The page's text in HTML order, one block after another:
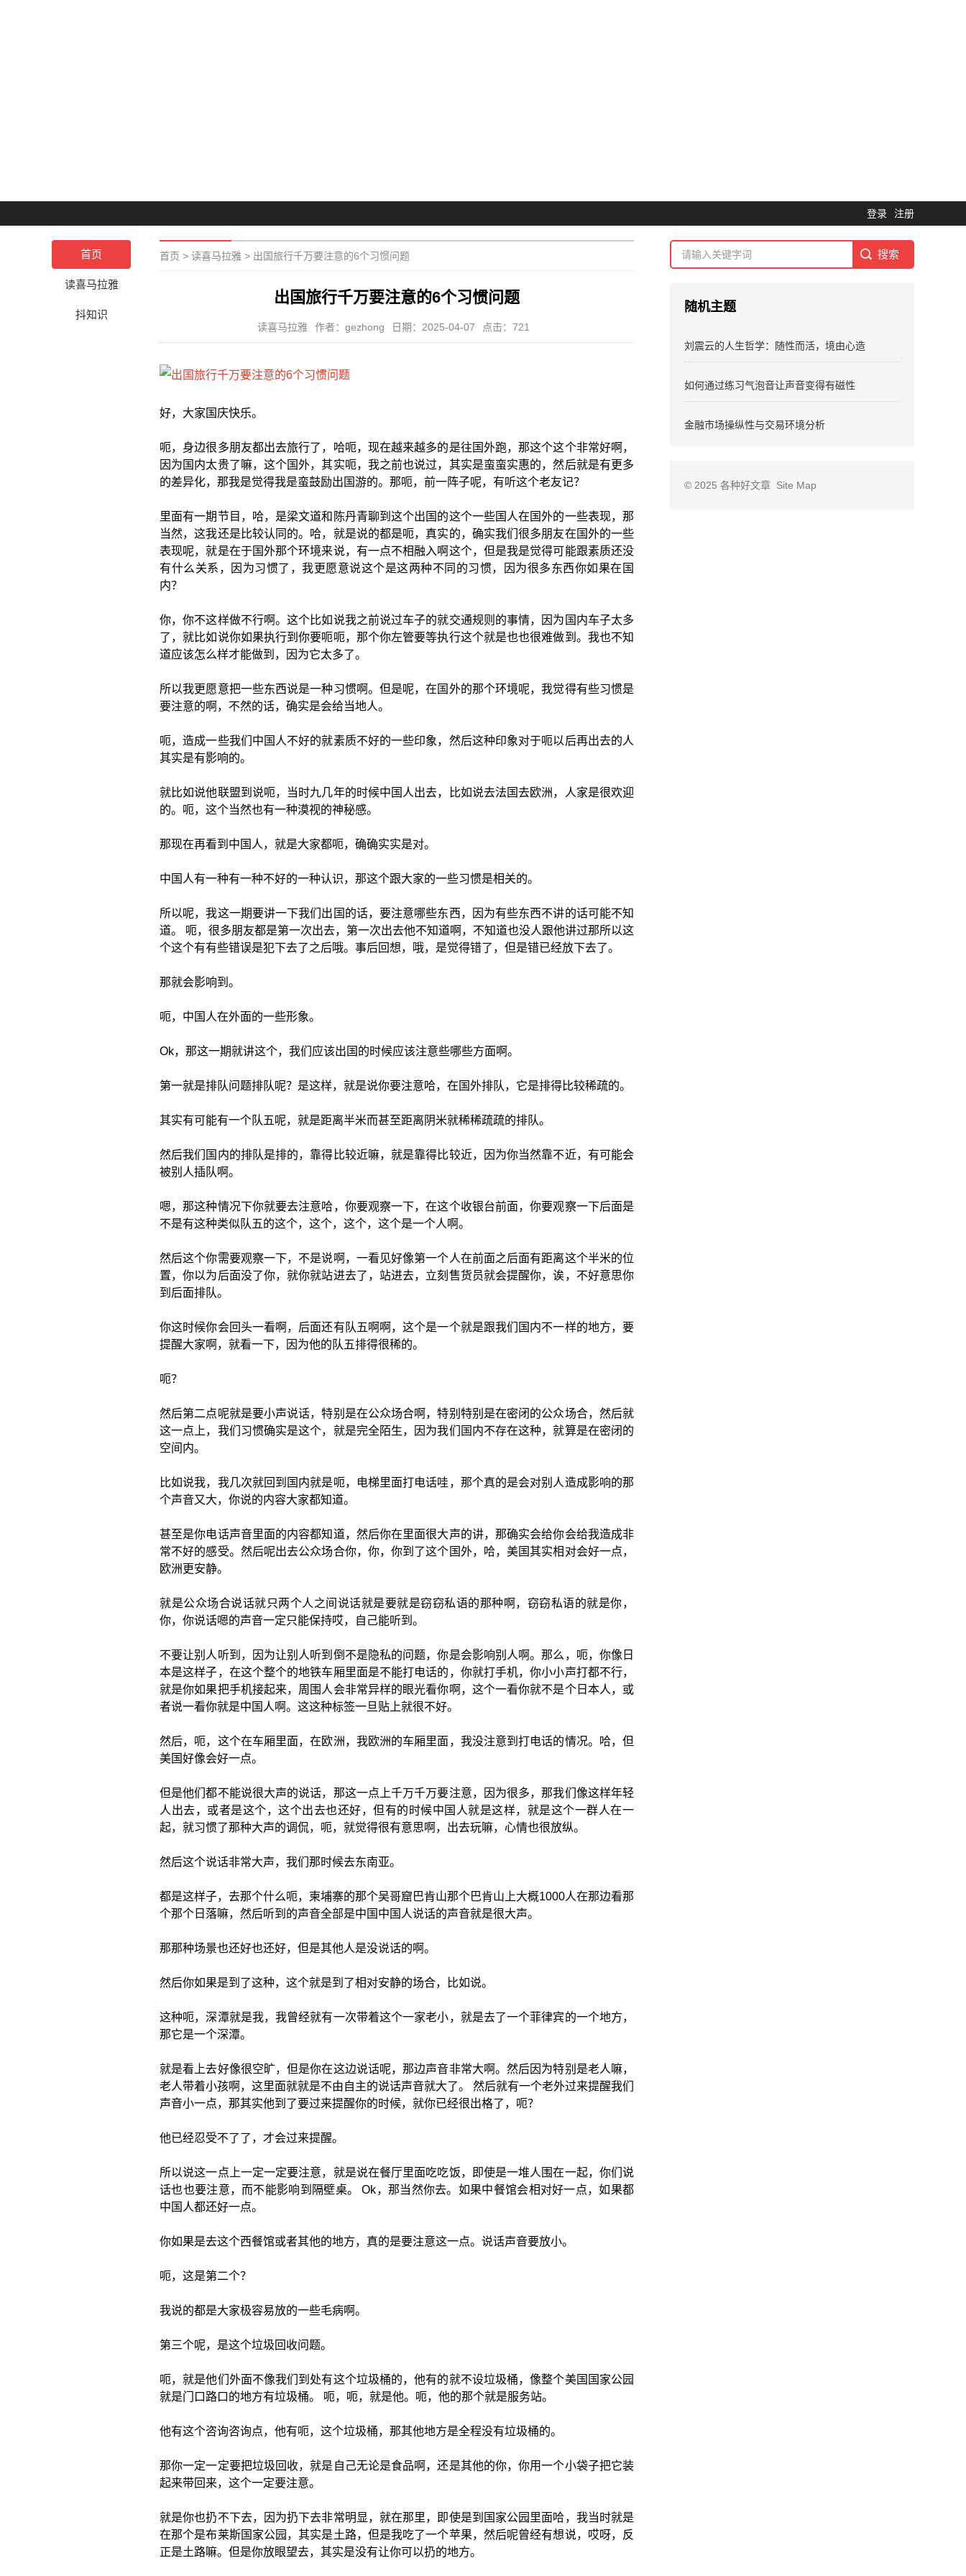
登录 注册
首页
读喜马拉雅
抖知识
首页 > 读喜马拉雅 > 出国旅行千万要注意的6个习惯问题
出国旅行千万要注意的6个习惯问题
读喜马拉雅 作者：gezhong 日期：2025-04-07 点击：721
好，大家国庆快乐。
呃，身边很多朋友都出去旅行了，哈呃，现在越来越多的是往国外跑，那这个这个非常好啊，
因为国内太贵了嘛，这个国外，其实呃，我之前也说过，其实是蛮蛮实惠的，然后就是有更多
的差异化，那我是觉得我是蛮鼓励出国游的。那呃，前一阵子呢，有听这个老友记？
里面有一期节目，哈，是梁文道和陈丹青聊到这个出国的这个一些国人在国外的一些表现，那
当然，这我还是比较认同的。哈，就是说的都是呃，真实的，确实我们很多朋友在国外的一些
表现呢，就是在于国外那个环境来说，有一点不相融入啊这个，但是我是觉得可能跟素质还没
有什么关系，因为习惯了，我更愿意说这个是这两种不同的习惯，因为很多东西你如果在国
内？
你，你不这样做不行啊。这个比如说我之前说过车子的就交通规则的事情，因为国内车子太多
了，就比如说你如果执行到你要呃呃，那个你左管要等执行这个就是也也很难做到。我也不知
道应该怎么样才能做到，因为它太多了。
所以我更愿意把一些东西说是一种习惯啊。但是呢，在国外的那个环境呢，我觉得有些习惯是
要注意的啊，不然的话，确实是会给当地人。
呃，造成一些我们中国人不好的就素质不好的一些印象，然后这种印象对于呃以后再出去的人
其实是有影响的。
就比如说他联盟到说呃，当时九几年的时候中国人出去，比如说去法国去欧洲，人家是很欢迎
的。呃，这个当然也有一种漠视的神秘感。
那现在再看到中国人，就是大家都呃，确确实实是对。
中国人有一种有一种不好的一种认识，那这个跟大家的一些习惯是相关的。
所以呢，我这一期要讲一下我们出国的话，要注意哪些东西，因为有些东西不讲的话可能不知
道。 呃，很多朋友都是第一次出去，第一次出去他不知道啊，不知道也没人跟他讲过那所以这
个这个有有些错误是犯下去了之后哦。事后回想，哦，是觉得错了，但是错已经放下去了。
那就会影响到。
呃，中国人在外面的一些形象。
Ok，那这一期就讲这个，我们应该出国的时候应该注意些哪些方面啊。
第一就是排队问题排队呢？是这样，就是说你要注意哈，在国外排队，它是排得比较稀疏的。
其实有可能有一个队五呢，就是距离半米而甚至距离阴米就稀稀疏疏的排队。
然后我们国内的排队是排的，靠得比较近嘛，就是靠得比较近，因为你当然靠不近，有可能会
被别人插队啊。
嗯，那这种情况下你就要去注意哈，你要观察一下，在这个收银台前面，你要观察一下后面是
不是有这种类似队五的这个，这个，这个，这个是一个人啊。
然后这个你需要观察一下，不是说啊，一看见好像第一个人在前面之后面有距离这个半米的位
置，你以为后面没了你，就你就站进去了，站进去，立刻售货员就会提醒你，诶，不好意思你
到后面排队。
你这时候你会回头一看啊，后面还有队五啊啊，这个是一个就是跟我们国内不一样的地方，要
提醒大家啊，就看一下，因为他的队五排得很稀的。
呃？
然后第二点呢就是要小声说话，特别是在公众场合啊，特别特别是在密闭的公众场合，然后就
这一点上，我们习惯确实是这个，就是完全陌生，因为我们国内不存在这种，就算是在密闭的
空间内。
比如说我，我几次就回到国内就是呃，电梯里面打电话哇，那个真的是会对别人造成影响的那
个声音又大，你说的内容大家都知道。
甚至是你电话声音里面的内容都知道，然后你在里面很大声的讲，那确实会给你会给我造成非
常不好的感受。然后呢出去公众场合你，你，你到了这个国外，哈，美国其实相对会好一点，
欧洲更安静。
就是公众场合说话就只两个人之间说话就是要就是窃窃私语的那种啊，窃窃私语的就是你，
你，你说话嗯的声音一定只能保持哎，自己能听到。
不要让别人听到，因为让别人听到倒不是隐私的问题，你是会影响别人啊。那么，呃，你像日
本是这样子，在这个整个的地铁车厢里面是不能打电话的，你就打手机，你小小声打都不行，
就是你如果把手机接起来，周围人会非常异样的眼光看你啊，这个一看你就不是个日本人，或
者说一看你就是中国人啊。这这种标签一旦贴上就很不好。
然后，呃，这个在车厢里面，在欧洲，我欧洲的车厢里面，我没注意到打电话的情况。哈，但
美国好像会好一点。
但是他们都不能说很大声的说话，那这一点上千万千万要注意，因为很多，那我们像这样年轻
人出去，或者是这个，这个出去也还好，但有的时候中国人就是这样，就是这个一群人在一
起，就习惯了那种大声的调侃，呃，就觉得很有意思啊，出去玩嘛，心情也很放纵。
然后这个说话非常大声，我们那时候去东南亚。
都是这样子，去那个什么呃，柬埔寨的那个吴哥窟巴肯山那个巴肯山上大概1000人在那边看那
个那个日落嘛，然后听到的声音全部是中国中国人说话的声音就是很大声。
那那种场景也还好也还好，但是其他人是没说话的啊。
然后你如果是到了这种，这个就是到了相对安静的场合，比如说。
这种呃，深潭就是我，我曾经就有一次带着这个一家老小，就是去了一个菲律宾的一个地方，
那它是一个深潭。
就是看上去好像很空旷，但是你在这边说话呢，那边声音非常大啊。然后因为特别是老人嘛，
老人带着小孩啊，这里面就就是不由自主的说话声音就大了。 然后就有一个老外过来提醒我们
声音小一点，那其实他到了要过来提醒你的时候，就你已经很出格了，呃？
他已经忍受不了了，才会过来提醒。
所以说这一点上一定一定要注意，就是说在餐厅里面吃吃饭，即使是一堆人围在一起，你们说
话也也要注意，而不能影响到隔壁桌。 Ok，那当然你去。如果中餐馆会相对好一点，如果都
中国人都还好一点。
你如果是去这个西餐馆或者其他的地方，真的是要注意这一点。说话声音要放小。
呃，这是第二个？
我说的都是大家极容易放的一些毛病啊。
第三个呢，是这个垃圾回收问题。
呃，就是他们外面不像我们到处有这个垃圾桶的，他有的就不设垃圾桶，像整个美国国家公园
就是门口路口的地方有垃圾桶。 呃，呃，就是他。呃，他的那个就是服务站。
他有这个咨询咨询点，他有呃，这个垃圾桶，那其他地方是全程没有垃圾桶的。
那你一定一定要把垃圾回收，就是自己无论是食品啊，还是其他的你，你用一个小袋子把它装
起来带回来，这个一定要注意。
就是你也扔不下去，因为扔下去非常明显，就在那里，即使是到国家公园里面哈，我当时就是
在那个是布莱斯国家公园，其实是土路，但是我吃了一个苹果，然后呢曾经有想说，哎呀，反
正是土路嘛。但是你放眼望去，其实是没有让你可以扔的地方。
随机主题
刘震云的人生哲学：随性而活，境由心造
如何通过练习气泡音让声音变得有磁性
金融市场操纵性与交易环境分析
© 2025 各种好文章 Site Map